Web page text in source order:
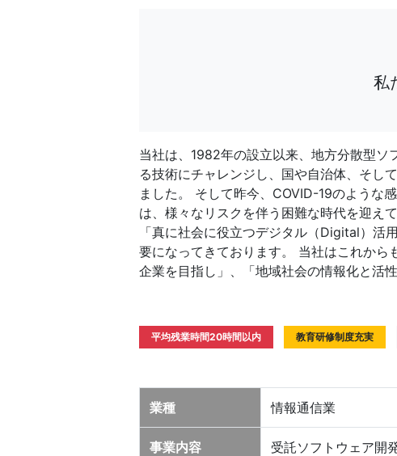
私
当社は、1982年の設立以来、地方分散型
る技術にチャレンジし、国や自治体、そし
ました。 そして昨今、COVID-19のような
は、様々なリスクを伴う困難な時代を迎え
「真に社会に役立つデジタル（Digital）
要になってきております。 当社はこれか
企業を目指し」、「地域社会の情報化と活
平均残業時間20時間以内 教育研修制度充実
業種 情報通信業
事業内容 受託ソフトウェア開